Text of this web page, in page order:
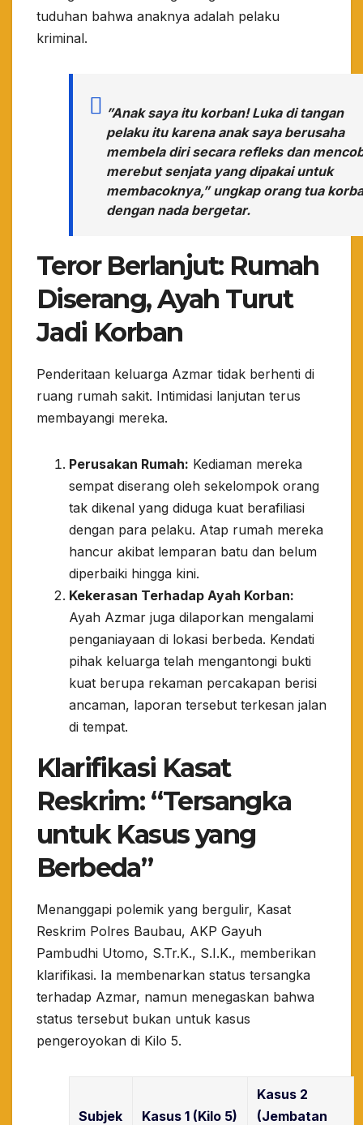
tuduhan bahwa anaknya adalah pelaku
kriminal.
​”Anak saya itu korban! Luka di tangan
pelaku itu karena anak saya berusaha
membela diri secara refleks dan
merebut senjata yang dipakai untuk
membacoknya,” ungkap orang tua
dengan nada bergetar.
​Teror Berlanjut: Rumah
Diserang, Ayah Turut
Jadi Korban
​Penderitaan keluarga Azmar tidak berhenti di
ruang rumah sakit. Intimidasi lanjutan terus
membayangi mereka.
Perusakan Rumah: Kediaman mereka
sempat diserang oleh sekelompok orang
tak dikenal yang diduga kuat berafiliasi
dengan para pelaku. Atap rumah mereka
hancur akibat lemparan batu dan belum
diperbaiki hingga kini.
Kekerasan Terhadap Ayah Korban:
Ayah Azmar juga dilaporkan mengalami
penganiayaan di lokasi berbeda. Kendati
pihak keluarga telah mengantongi bukti
kuat berupa rekaman percakapan berisi
ancaman, laporan tersebut terkesan jalan
di tempat.
​Klarifikasi Kasat
Reskrim: “Tersangka
untuk Kasus yang
Berbeda”
​Menanggapi polemik yang bergulir, Kasat
Reskrim Polres Baubau, AKP Gayuh
Pambudhi Utomo, S.Tr.K., S.I.K., memberikan
klarifikasi. Ia membenarkan status tersangka
terhadap Azmar, namun menegaskan bahwa
status tersebut bukan untuk kasus
pengeroyokan di Kilo 5.
Subjek Kasus 1 (Kilo 5)
Kasus 2
(Jembatan